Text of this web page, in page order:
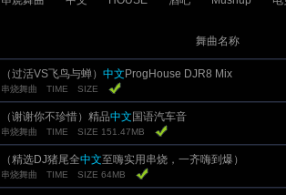
舞曲名称
（过活VS飞鸟与蝉） 中文 ProgHouse DJR8 Mix
串烧舞曲 TIME SIZE
（谢谢你不珍惜）精品中文 国语汽车音
串烧舞曲 TIME SIZE 151.47MB
（精选DJ猪尾全中文至嗨实用串烧，一齐嗨到爆）
串烧舞曲 TIME SIZE 64MB